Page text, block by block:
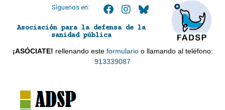
Síguenos en:
Asociación para la defensa de la
sanidad pública
¡ASÓCIATE! rellenando este formularioo llamando al teléfono:
913339087